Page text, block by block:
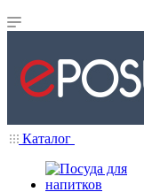
Каталог